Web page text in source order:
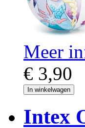
Meer
€ 3,90
In winkelwagen
Intex